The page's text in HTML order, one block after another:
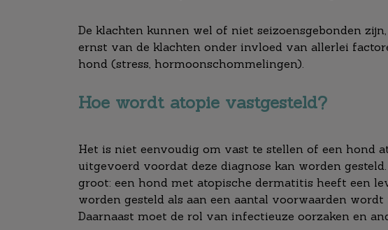
De klachten kunnen wel of niet seizoensgebonden
ernst van de klachten onder invloed van allerlei
hond (stress, hormoonschommelingen).
Hoe wordt atopie vastgesteld?
Het is niet eenvoudig om vast te stellen of een hond
uitgevoerd voordat deze diagnose kan worden
groot: een hond met atopische dermatitis heeft een
worden gesteld als aan een aantal voorwaarden
Daarnaast moet de rol van infectieuze oorzaken en